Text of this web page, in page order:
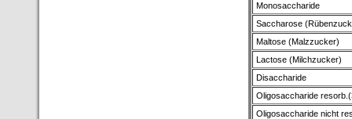
Monosaccharide
Saccharose
Maltose (Malzzucker)
Lactose (Milchzucker)
Disaccharide
Oligosaccharide
Oligosaccharide nicht